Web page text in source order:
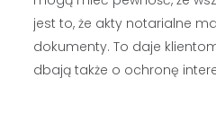
jest to, że akty notarialne
dokumenty. To daje
dbają także o ochronę